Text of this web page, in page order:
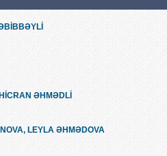
ƏHMƏDLİ
LEYLA ƏHMƏDOVA